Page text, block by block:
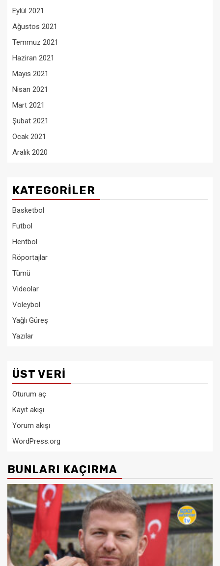
Eylül 2021
Ağustos 2021
Temmuz 2021
Haziran 2021
Mayıs 2021
Nisan 2021
Mart 2021
Şubat 2021
Ocak 2021
Aralık 2020
KATEGORILER
Basketbol
Futbol
Hentbol
Röportajlar
Tümü
Videolar
Voleybol
Yağlı Güreş
Yazılar
ÜST VERI
Oturum aç
Kayıt akışı
Yorum akışı
WordPress.org
BUNLARI KAÇIRMA